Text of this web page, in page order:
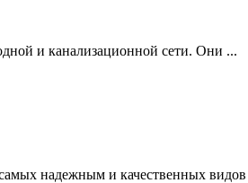
и канализационной сети. Они ...
надежным и качественных видов